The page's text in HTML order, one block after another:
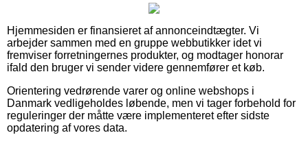
Hjemmesiden er finansieret af annonceindtægter. Vi
arbejder sammen med en gruppe webbutikker idet vi
fremviser forretningernes produkter, og modtager honorar
ifald den bruger vi sender videre gennemfører et køb.
Orientering vedrørende varer og online webshops i
Danmark vedligeholdes løbende, men vi tager forbehold for
reguleringer der måtte være implementeret efter sidste
opdatering af vores data.